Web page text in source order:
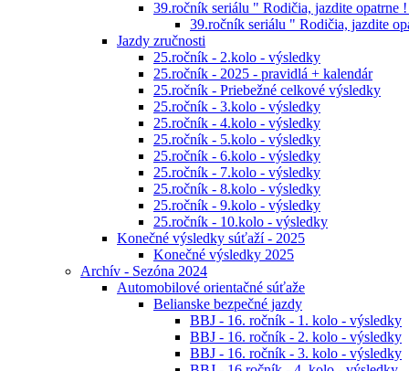
39.ročník seriálu " Rodičia, jazdite opatrne
39.ročník seriálu " Rodičia, jazdite
Jazdy zručnosti
25.ročník - 2.kolo - výsledky
25.ročník - 2025 - pravidlá + kalendár
25.ročník - Priebežné celkové výsledky
25.ročník - 3.kolo - výsledky
25.ročník - 4.kolo - výsledky
25.ročník - 5.kolo - výsledky
25.ročník - 6.kolo - výsledky
25.ročník - 7.kolo - výsledky
25.ročník - 8.kolo - výsledky
25.ročník - 9.kolo - výsledky
25.ročník - 10.kolo - výsledky
Konečné výsledky súťaží - 2025
Konečné výsledky 2025
Archív - Sezóna 2024
Automobilové orientačné súťaže
Belianske bezpečné jazdy
BBJ - 16. ročník - 1. kolo - výsledky
BBJ - 16. ročník - 2. kolo - výsledky
BBJ - 16. ročník - 3. kolo - výsledky